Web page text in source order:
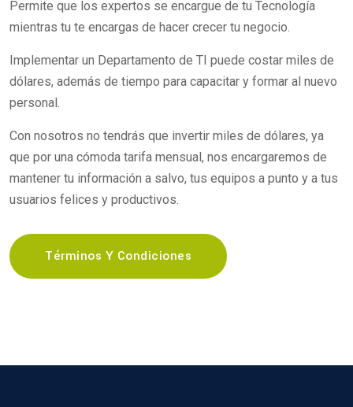
Permite que los expertos se encargue de tu Tecnología
mientras tu te encargas de hacer crecer tu negocio.
Implementar un Departamento de TI puede costar miles de
dólares, además de tiempo para capacitar y formar al nuevo
personal.
Con nosotros no tendrás que invertir miles de dólares, ya
que por una cómoda tarifa mensual, nos encargaremos de
mantener tu información a salvo, tus equipos a punto y a tus
usuarios felices y productivos.
Términos Y Condiciones